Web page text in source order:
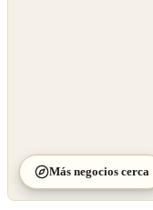
Más negocios cerca